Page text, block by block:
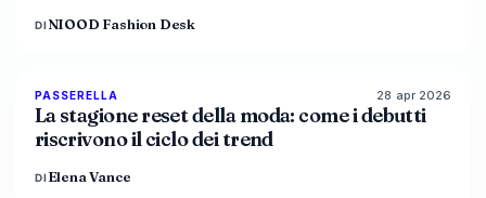
DINIOOD Fashion Desk
88% 72
PASSERELLA 28 apr 2026
La stagione reset della moda: come i debutti
riscrivono il ciclo dei trend
DI Elena Vance